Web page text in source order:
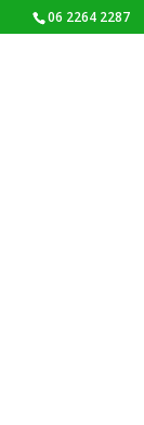
06 2264 2287